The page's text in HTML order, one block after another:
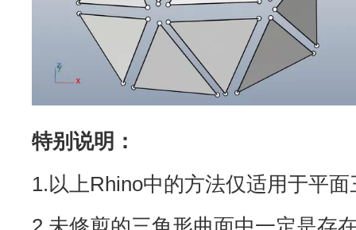
特别说明：
1.以上Rhino中的方法仅适用于平面